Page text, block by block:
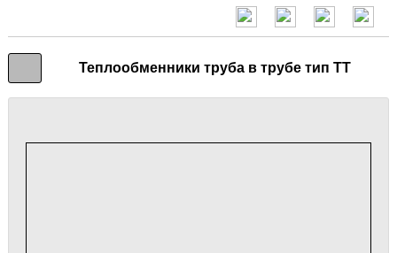
Теплообменники труба в трубе тип ТТ